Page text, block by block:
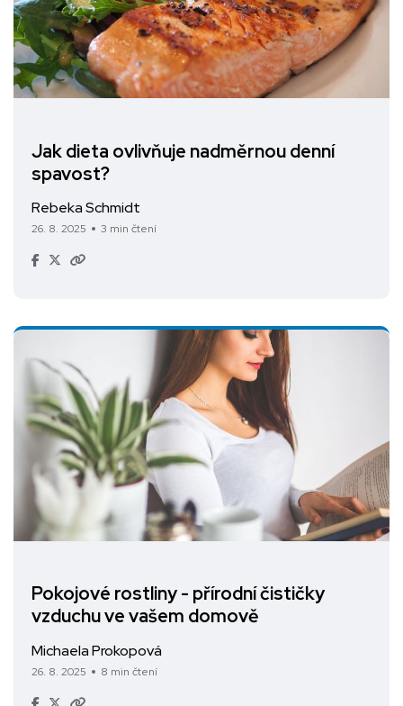
Jak dieta ovlivňuje nadměrnou denní
spavost?
Rebeka Schmidt
26. 8. 2025 3 min čtení
Pokojové rostliny - přírodní čističky
vzduchu ve vašem domově
Michaela Prokopová
26. 8. 2025 8 min čtení